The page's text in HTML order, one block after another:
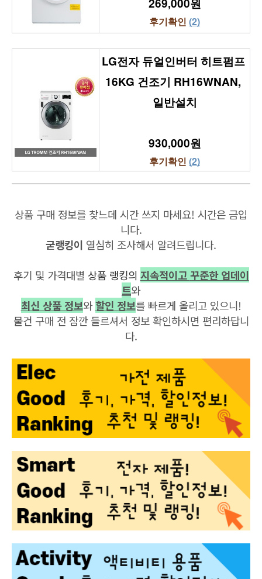
269,000원
후기확인 (2)
LG전자 듀얼인버터 히트펌프
16KG 건조기 RH16WNAN,
일반설치
930,000원
후기확인 (2)
상품 구매 정보를 찾느데 시간 쓰지 마세요! 시간은 금입
니다.
굳랭킹이 열심히 조사해서 알려드립니다.
후기 및 가격대별 상품 랭킹의 지속적이고꾸준한 업데이
트와
최신 상품 정보와할인 정보를 빠르게 올리고 있으니!
물건 구매 전 잠깐 들르셔서 정보 확인하시면 편리하답니
다.